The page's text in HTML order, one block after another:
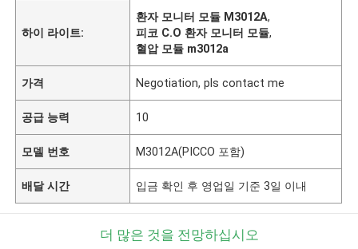
하이 라이트:
환자 모니터 모듈 M3012A,
피코 C.O 환자 모니터 모듈,
혈압 모듈 m3012a
가격 Negotiation, pls contact me
공급 능력 10
모델 번호 M3012A(PICCO 포함)
배달 시간 입금 확인 후 영업일 기준 3일 이내
더 많은 것을 전망하십시오